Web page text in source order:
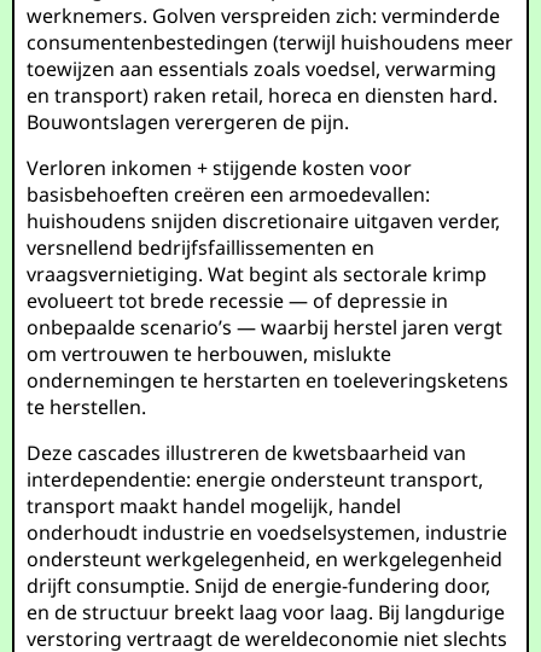
werknemers. Golven verspreiden zich: verminderde
consumentenbestedingen (terwijl huishoudens meer
toewijzen aan essentials zoals voedsel, verwarming
en transport) raken retail, horeca en diensten hard.
Bouwontslagen verergeren de pijn.
Verloren inkomen + stijgende kosten voor
basisbehoeften creëren een armoedevallen:
huishoudens snijden discretionaire uitgaven verder,
versnellend bedrijfsfaillissementen en
vraagsvernietiging. Wat begint als sectorale krimp
evolueert tot brede recessie — of depressie in
onbepaalde scenario’s — waarbij herstel jaren vergt
om vertrouwen te herbouwen, mislukte
ondernemingen te herstarten en toeleveringsketens
te herstellen.
Deze cascades illustreren de kwetsbaarheid van
interdependentie: energie ondersteunt transport,
transport maakt handel mogelijk, handel
onderhoudt industrie en voedselsystemen, industrie
ondersteunt werkgelegenheid, en werkgelegenheid
drijft consumptie. Snijd de energie-fundering door,
en de structuur breekt laag voor laag. Bij langdurige
verstoring vertraagt de wereldeconomie niet slechts